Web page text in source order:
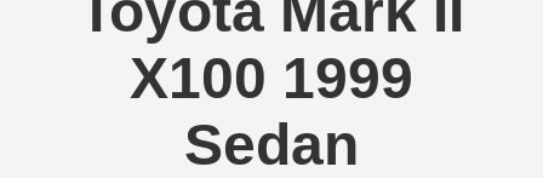
X100 1999
Sedan